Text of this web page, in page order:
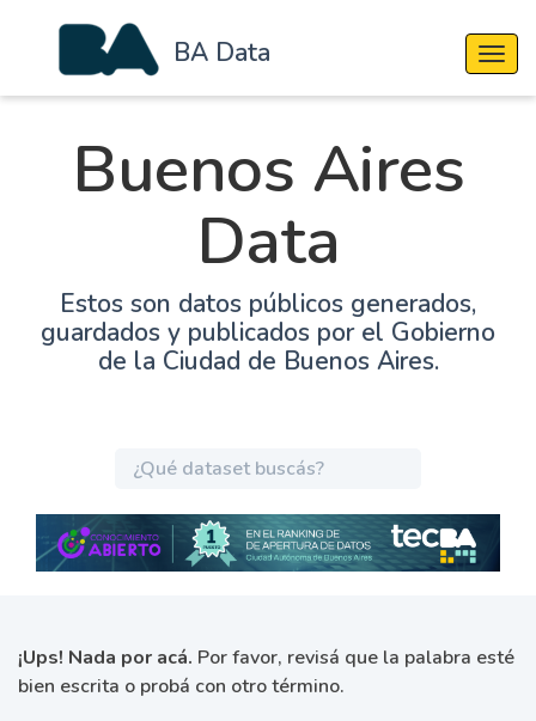
BA Data
Buenos Aires
Data
Estos son datos públicos generados,
guardados y publicados por el Gobierno
de la Ciudad de Buenos Aires.
¡Ups! Nada por acá. Por favor, revisá que la palabra esté
bien escrita o probá con otro término.